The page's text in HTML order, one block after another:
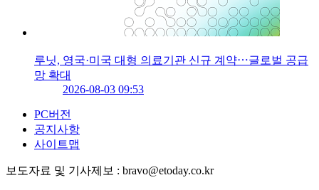
루닛, 영국·미국 대형 의료기관 신규 계약⋯글로벌 공급
망 확대
2026-08-03 09:53
PC버전
공지사항
사이트맵
보도자료 및 기사제보 : bravo@etoday.co.kr